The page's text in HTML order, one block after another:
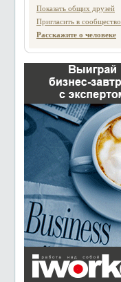
Показать общих друзей
Пригласить в сообщество
Расскажите о человеке